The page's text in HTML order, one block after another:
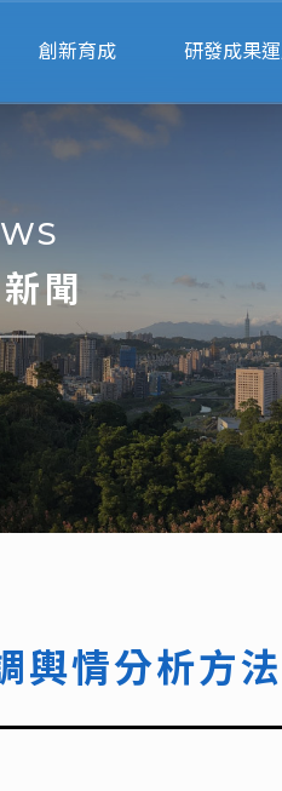
創新育成
申請進駐
研發成果
校園智財
法規表單
聞
輿情分析方法